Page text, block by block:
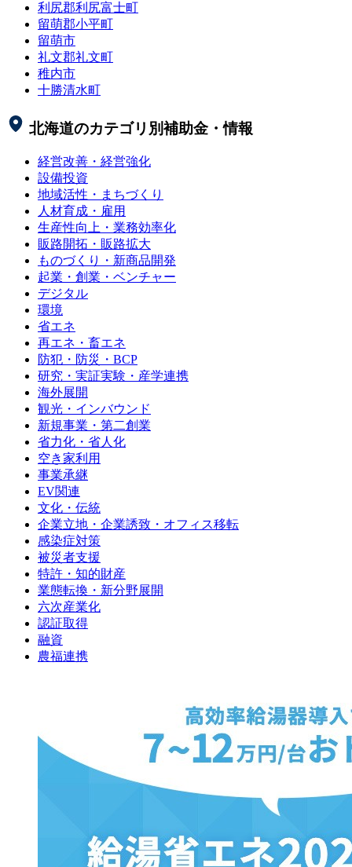
利尻郡利尻富士町
留萌郡小平町
留萌市
礼文郡礼文町
稚内市
十勝清水町
北海道のカテゴリ別補助金・情報
経営改善・経営強化
設備投資
地域活性・まちづくり
人材育成・雇用
生産性向上・業務効率化
販路開拓・販路拡大
ものづくり・新商品開発
起業・創業・ベンチャー
デジタル
環境
省エネ
再エネ・畜エネ
防犯・防災・BCP
研究・実証実験・産学連携
海外展開
観光・インバウンド
新規事業・第二創業
省力化・省人化
空き家利用
事業承継
EV関連
文化・伝統
企業立地・企業誘致・オフィス移転
感染症対策
被災者支援
特許・知的財産
業態転換・新分野展開
六次産業化
認証取得
融資
農福連携